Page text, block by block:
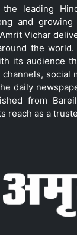
leading
and
Vichar
the
its audience
channels,
daily
from
reach as a